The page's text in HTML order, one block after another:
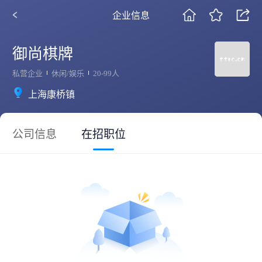
企业信息
御尚棋牌
私营企业 休闲/娱乐 20-99人
上海康桥镇
公司信息 在招职位